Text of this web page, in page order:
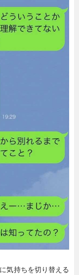
気持ちを切り替える